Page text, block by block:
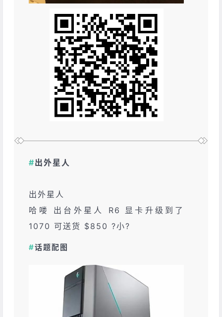
#出外星人
出外星人
哈喽 出台外星人 R6 显卡升级到了
1070 可送货 $850 ?️小?
#话题配图